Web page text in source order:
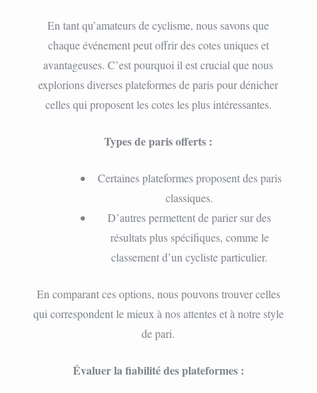
En tant qu’amateurs de cyclisme, nous savons que
chaque événement peut offrir des cotes uniques et
avantageuses. C’est pourquoi il est crucial que nous
explorions diverses plateformes de paris pour dénicher
celles qui proposent les cotes les plus intéressantes.
Types de paris offerts :
Certaines plateformes proposent des paris
classiques.
D’autres permettent de parier sur des
résultats plus spécifiques, comme le
classement d’un cycliste particulier.
En comparant ces options, nous pouvons trouver celles
qui correspondent le mieux à nos attentes et à notre style
de pari.
Évaluer la fiabilité des plateformes :